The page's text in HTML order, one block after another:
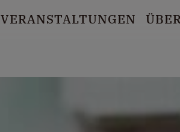
VERANSTALTUNGEN